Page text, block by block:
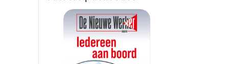
De Nieuwe Werker #4 2026